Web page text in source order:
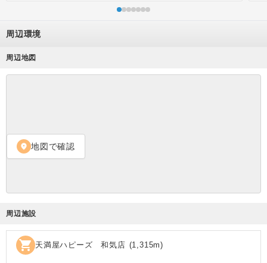
周辺環境
周辺地図
location_on 地図で確認
周辺施設
shopping_cart 天満屋ハピーズ 和気店 (1,315m)